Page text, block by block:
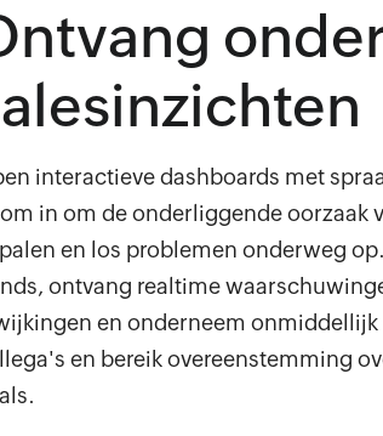
interactieve dashboards met
in om de onderliggende oorzaak
en los problemen onderweg
ontvang realtime
en onderneem onmiddellijk
en bereik overeenstemming